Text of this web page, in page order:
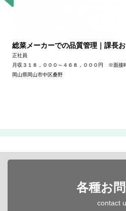
総菜メーカーでの品質管理｜課長
正社員
月収３１８，０００～４６８，０００円 ※面接
岡山県岡山市中区桑野
各種お
contact